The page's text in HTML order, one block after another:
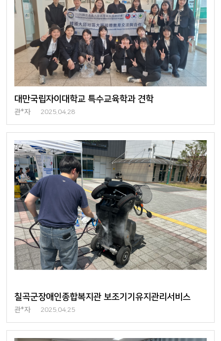
대만국립자이대학교 특수교육학과 견학
관*자 2025.04.28
칠곡군장애인종합복지관 보조기기유지관리서비스
관*자 2025.04.25